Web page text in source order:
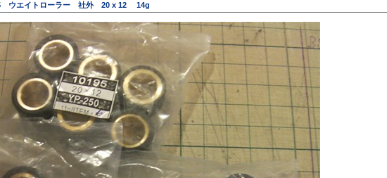
ウエイトローラー 社外 20 x 12 14g